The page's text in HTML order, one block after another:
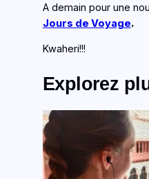
A demain pour une
Jours de Voyage.
Kwaheri!!!
Explorez